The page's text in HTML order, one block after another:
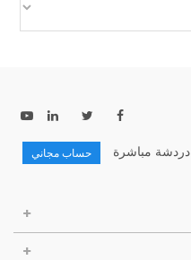
دردشة مباشرة حساب مجاني